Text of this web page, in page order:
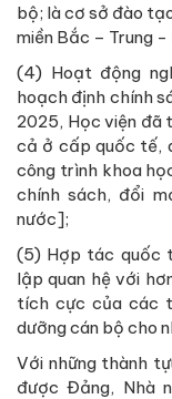
bộ; là cơ sở đào
miền Bắc – Trung
(4) Hoạt động
hoạch định chính
2025, Học viện đã
cả ở cấp quốc tế,
công trình khoa
chính sách, đổi
nước];
(5) Hợp tác quốc
lập quan hệ với
tích cực của các
dưỡng cán bộ cho
Với những thành
được Đảng, Nhà